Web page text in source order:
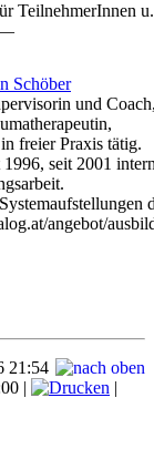
TeilnehmerInnen
Schöber
und
freier Praxis tätig.
1996, seit 2001
angebot/
21:54
|
|